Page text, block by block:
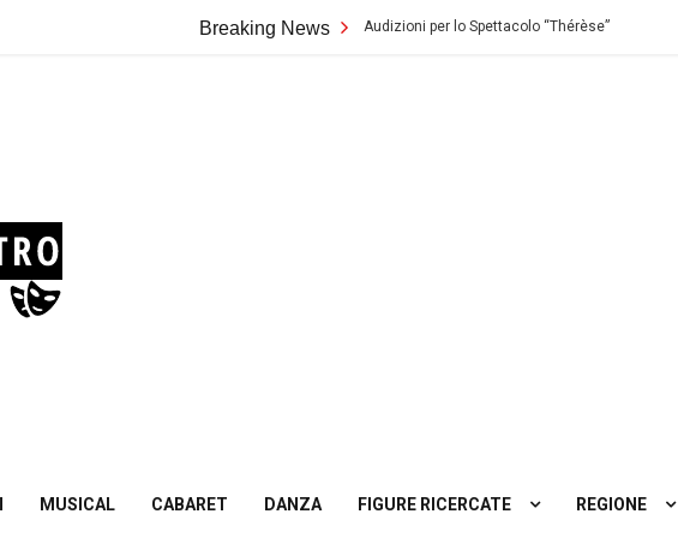
Breaking News
Teatro Biondo di Palermo: Audizioni per lo Spettacolo “Thérèse”
MUSICAL CABARET DANZA FIGURE RICERCATE REGIONE